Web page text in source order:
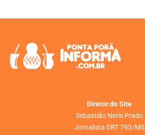
Diretor do Site
Sebastião Neris Prado
Jornalista DRT 793/MS